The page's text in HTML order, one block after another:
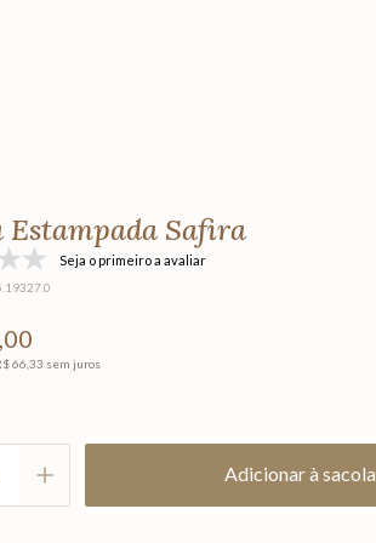
Estampada Safira
Seja o primeiro a avaliar
,00
66 ,33 sem juros
Adicionar à sacola